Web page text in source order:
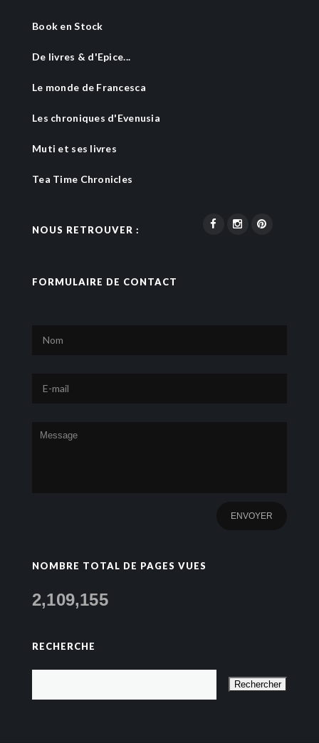
Book en Stock
De livres & d'Epice...
Le monde de Francesca
Les chroniques d'Evenusia
Muti et ses livres
Tea Time Chronicles
NOUS RETROUVER :
FORMULAIRE DE CONTACT
NOMBRE TOTAL DE PAGES VUES
2,109,155
RECHERCHE